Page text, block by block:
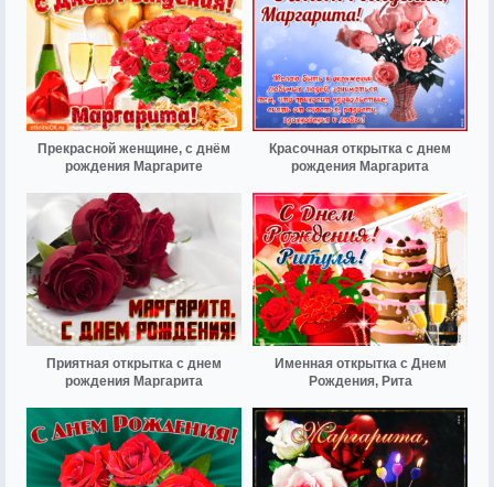
Прекрасной женщине, с днём
рождения Маргарите
Красочная открытка с днем
рождения Маргарита
Приятная открытка с днем
рождения Маргарита
Именная открытка с Днем
Рождения, Рита